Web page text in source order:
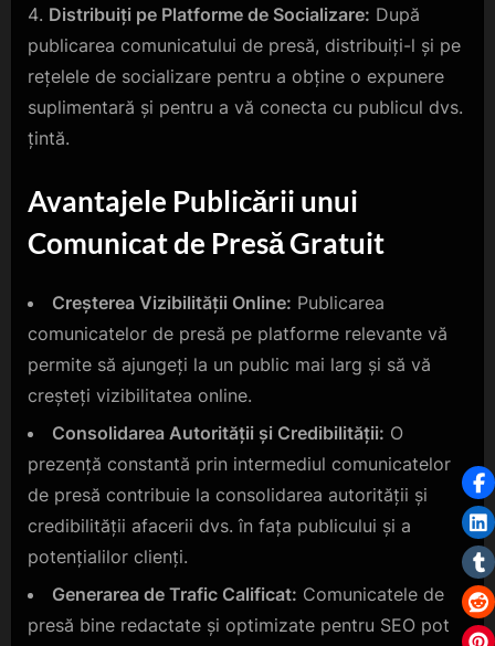
Distribuiți pe Platforme de Socializare: După
publicarea comunicatului de presă, distribuiți-l și pe
rețelele de socializare pentru a obține o expunere
suplimentară și pentru a vă conecta cu publicul dvs.
țintă.
Avantajele Publicării unui
Comunicat de Presă Gratuit
Creșterea Vizibilității Online: Publicarea
comunicatelor de presă pe platforme relevante vă
permite să ajungeți la un public mai larg și să vă
creșteți vizibilitatea online.
Consolidarea Autorității și Credibilității: O
prezență constantă prin intermediul comunicatelor
de presă contribuie la consolidarea autorității și
credibilității afacerii dvs. în fața publicului și a
potențialilor clienți.
Generarea de Trafic Calificat: Comunicatele de
presă bine redactate și optimizate pentru SEO pot